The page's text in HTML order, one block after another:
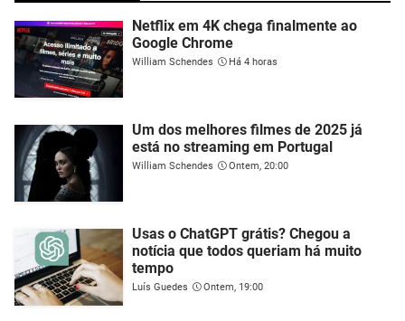
Netflix em 4K chega finalmente ao
Google Chrome
William Schendes Há 4 horas
Um dos melhores filmes de 2025 já
está no streaming em Portugal
William Schendes Ontem, 20:00
Usas o ChatGPT grátis? Chegou a
notícia que todos queriam há muito
tempo
Luís Guedes Ontem, 19:00